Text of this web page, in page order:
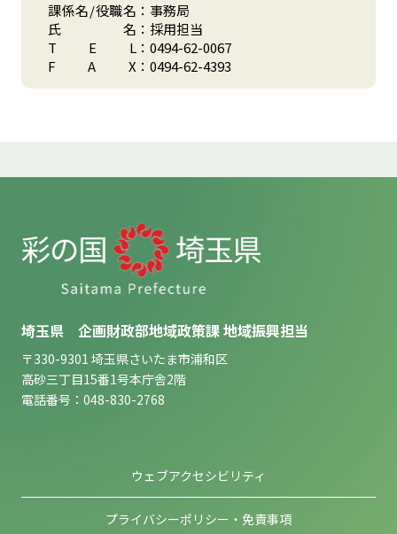
課係名/役職名 ： 事務局
氏
名 ： 採用担当
T
E L： 0494-62-0067
F
A X ： 0494-62-4393
埼玉県 企画財政部地域政策課 地域振興担当
〒330-9301 埼玉県さいたま市浦和区
高砂三丁目15番1号本庁舎2階
電話番号：048-830-2768
ウェブアクセシビリティ
プライバシーポリシー・免責事項